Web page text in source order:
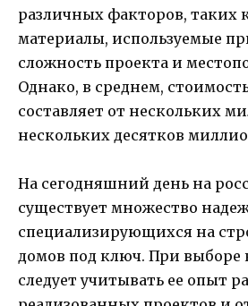
различных факторов, таких
материалы, используемые
сложность проекта и
Однако, в среднем,
составляет от нескольких
нескольких десятков
На сегодняшний день на
существует множество
специализирующихся на
домов под ключ. При выборе
следует учитывать ее опыт